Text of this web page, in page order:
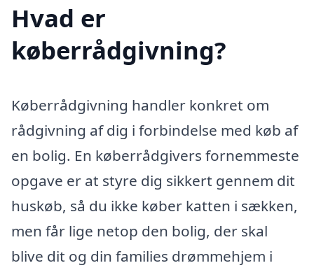
Hvad er
køberrådgivning?
Køberrådgivning handler konkret om
rådgivning af dig i forbindelse med køb af
en bolig. En køberrådgivers fornemmeste
opgave er at styre dig sikkert gennem dit
huskøb, så du ikke køber katten i sækken,
men får lige netop den bolig, der skal
blive dit og din families drømmehjem i